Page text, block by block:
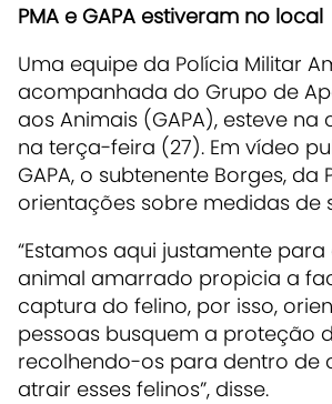
PMA e GAPA estiveram no local
Uma equipe da Polícia Militar
acompanhada do Grupo de
aos Animais (GAPA), esteve na
na terça-feira (27). Em vídeo
GAPA, o subtenente Borges, da
orientações sobre medidas de
“Estamos aqui justamente para
animal amarrado propicia a
captura do felino, por isso,
pessoas busquem a proteção
recolhendo-os para dentro de
atrair esses felinos”, disse.